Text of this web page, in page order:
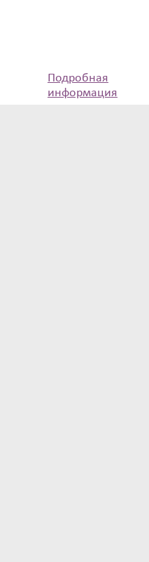
Подробная
информация